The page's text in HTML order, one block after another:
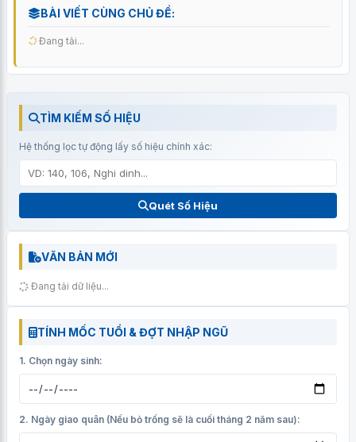
BÀI VIẾT CÙNG CHỦ ĐỀ:
Đang tải...
TÌM KIẾM SỐ HIỆU
Hệ thống lọc tự động lấy số hiệu chính xác:
Quét Số Hiệu
VĂN BẢN MỚI
Đang tải dữ liệu...
TÍNH MỐC TUỔI & ĐỢT NHẬP NGŨ
1. Chọn ngày sinh:
2. Ngày giao quân (Nếu bỏ trống sẽ là cuối tháng 2 năm sau):